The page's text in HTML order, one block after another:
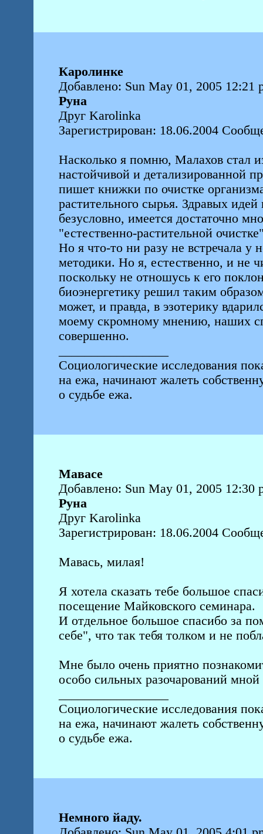
Каролинке
Добавлено: Sun May 01, 2005 12:21
Руна
Друг Karolinka
Зарегистрирован: 18.06.2004
Насколько я помню, Малахов стал
настойчивой и детализированной
пишет книжки по очистке
растительного сырья. Здравых
безусловно, имеется достаточно
"естественно-растительной
Но я что-то ни разу не встречала у
методики. Но я, естественно, и не
поскольку не отношусь к его
биоэнергетику решил таким
может, и правда, в эзотерику
моему скромному мнению, наших
совершенно.
Социологические исследования
на ежа, начинают жалеть
о судьбе ежа.
Мавасе
Добавлено: Sun May 01, 2005 12:30
Руна
Друг Karolinka
Зарегистрирован: 18.06.2004
Мавась, милая!
Я хотела сказать тебе большое
посещение Майковского семинара.
И отдельное большое спасибо за
себе", что так тебя толком и не
Мне было очень приятно
особо сильных разочарований
Социологические исследования
на ежа, начинают жалеть
о судьбе ежа.
Немного йаду.